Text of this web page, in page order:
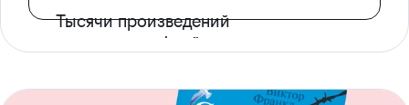
Тысячи произведений
с доступом офлайн